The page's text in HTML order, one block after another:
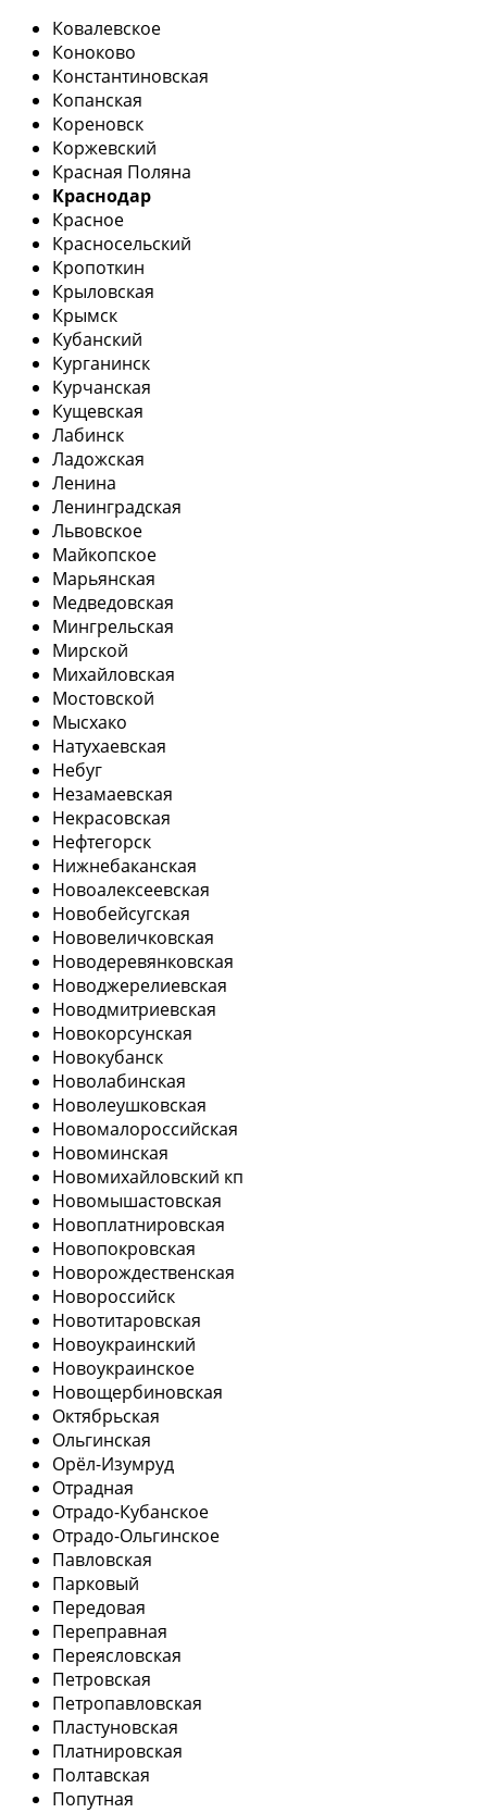
Ковалевское
Коноково
Константиновская
Копанская
Кореновск
Коржевский
Красная Поляна
Краснодар
Красное
Красносельский
Кропоткин
Крыловская
Крымск
Кубанский
Курганинск
Курчанская
Кущевская
Лабинск
Ладожская
Ленина
Ленинградская
Львовское
Майкопское
Марьянская
Медведовская
Мингрельская
Мирской
Михайловская
Мостовской
Мысхако
Натухаевская
Небуг
Незамаевская
Некрасовская
Нефтегорск
Нижнебаканская
Новоалексеевская
Новобейсугская
Нововеличковская
Новодеревянковская
Новоджерелиевская
Новодмитриевская
Новокорсунская
Новокубанск
Новолабинская
Новолеушковская
Новомалороссийская
Новоминская
Новомихайловский кп
Новомышастовская
Новоплатнировская
Новопокровская
Новорождественская
Новороссийск
Новотитаровская
Новоукраинский
Новоукраинское
Новощербиновская
Октябрьская
Ольгинская
Орёл-Изумруд
Отрадная
Отрадо-Кубанское
Отрадо-Ольгинское
Павловская
Парковый
Передовая
Переправная
Переясловская
Петровская
Петропавловская
Пластуновская
Платнировская
Полтавская
Попутная